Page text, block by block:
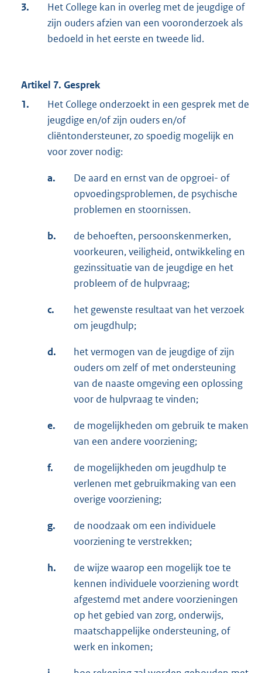
3.
Het College kan in overleg met de jeugdige of
zijn ouders afzien van een vooronderzoek als
bedoeld in het eerste en tweede lid.
Artikel 7. Gesprek
1.
Het College onderzoekt in een gesprek met de
jeugdige en/of zijn ouders en/of
cliëntondersteuner, zo spoedig mogelijk en
voor zover nodig:
a.
De aard en ernst van de opgroei- of
opvoedingsproblemen, de psychische
problemen en stoornissen.
b.
de behoeften, persoonskenmerken,
voorkeuren, veiligheid, ontwikkeling en
gezinssituatie van de jeugdige en het
probleem of de hulpvraag;
c.
het gewenste resultaat van het verzoek
om jeugdhulp;
d.
het vermogen van de jeugdige of zijn
ouders om zelf of met ondersteuning
van de naaste omgeving een oplossing
voor de hulpvraag te vinden;
e.
de mogelijkheden om gebruik te maken
van een andere voorziening;
f.
de mogelijkheden om jeugdhulp te
verlenen met gebruikmaking van een
overige voorziening;
g.
de noodzaak om een individuele
voorziening te verstrekken;
h.
de wijze waarop een mogelijk toe te
kennen individuele voorziening wordt
afgestemd met andere voorzieningen
op het gebied van zorg, onderwijs,
maatschappelijke ondersteuning, of
werk en inkomen;